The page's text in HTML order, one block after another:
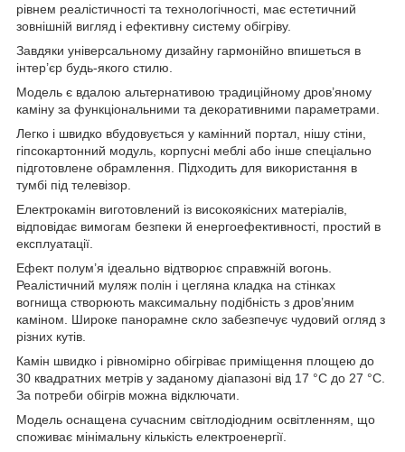
рівнем реалістичності та технологічності, має естетичний
зовнішній вигляд і ефективну систему обігріву.
Завдяки універсальному дизайну гармонійно впишеться в
інтер’єр будь-якого стилю.
Модель є вдалою альтернативою традиційному дров’яному
каміну за функціональними та декоративними параметрами.
Легко і швидко вбудовується у камінний портал, нішу стіни,
гіпсокартонний модуль, корпусні меблі або інше спеціально
підготовлене обрамлення. Підходить для використання в
тумбі під телевізор.
Електрокамін виготовлений із високоякісних матеріалів,
відповідає вимогам безпеки й енергоефективності, простий в
експлуатації.
Ефект полум’я ідеально відтворює справжній вогонь.
Реалістичний муляж полін і цегляна кладка на стінках
вогнища створюють максимальну подібність з дров’яним
каміном. Широке панорамне скло забезпечує чудовий огляд з
різних кутів.
Камін швидко і рівномірно обігріває приміщення площею до
30 квадратних метрів у заданому діапазоні від 17 °C до 27 °C.
За потреби обігрів можна відключати.
Модель оснащена сучасним світлодіодним освітленням, що
споживає мінімальну кількість електроенергії.